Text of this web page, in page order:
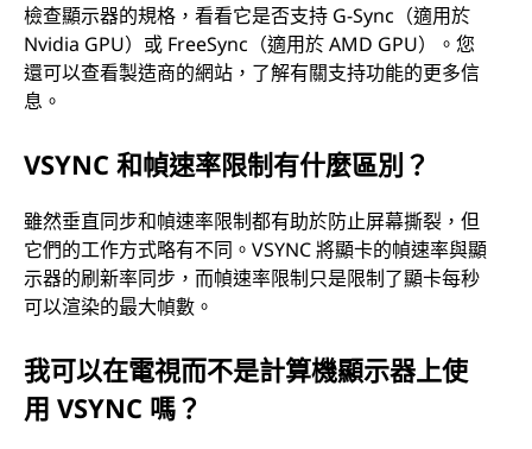
檢查顯示器的規格，看看它是否支持 G-Sync（適用於
Nvidia GPU）或 FreeSync（適用於 AMD GPU）。您
還可以查看製造商的網站，了解有關支持功能的更多信
息。
VSYNC 和幀速率限制有什麼區別？
雖然垂直同步和幀速率限制都有助於防止屏幕撕裂，但
它們的工作方式略有不同。VSYNC 將顯卡的幀速率與顯
示器的刷新率同步，而幀速率限制只是限制了顯卡每秒
可以渲染的最大幀數。
我可以在電視而不是計算機顯示器上使
用 VSYNC 嗎？